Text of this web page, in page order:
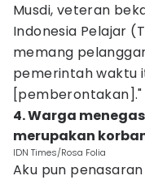
Musdi, veteran
Indonesia Pelajar
memang
pemerintah waktu
[pemberontakan]."
4. Warga
merupakan
IDN Times/Rosa Folia
Aku pun